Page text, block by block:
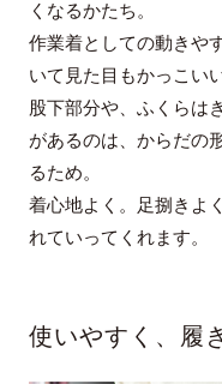
くなるかたち。
作業着としての動きや
いて見た目もかっこい
股下部分や、ふくらは
があるのは、からだの
るため。
着心地よく。足捌きよ
れていってくれます。
使いやすく、履